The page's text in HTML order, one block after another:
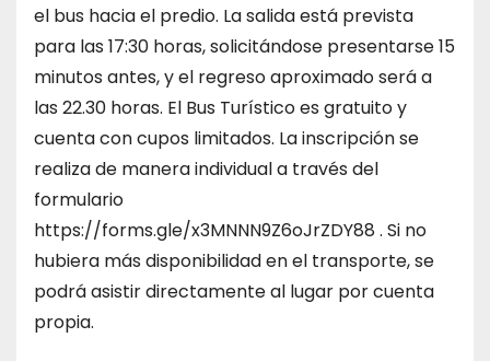
el bus hacia el predio. La salida está prevista
para las 17:30 horas, solicitándose presentarse 15
minutos antes, y el regreso aproximado será a
las 22.30 horas. El Bus Turístico es gratuito y
cuenta con cupos limitados. La inscripción se
realiza de manera individual a través del
formulario
https://forms.gle/x3MNNN9Z6oJrZDY88 . Si no
hubiera más disponibilidad en el transporte, se
podrá asistir directamente al lugar por cuenta
propia.